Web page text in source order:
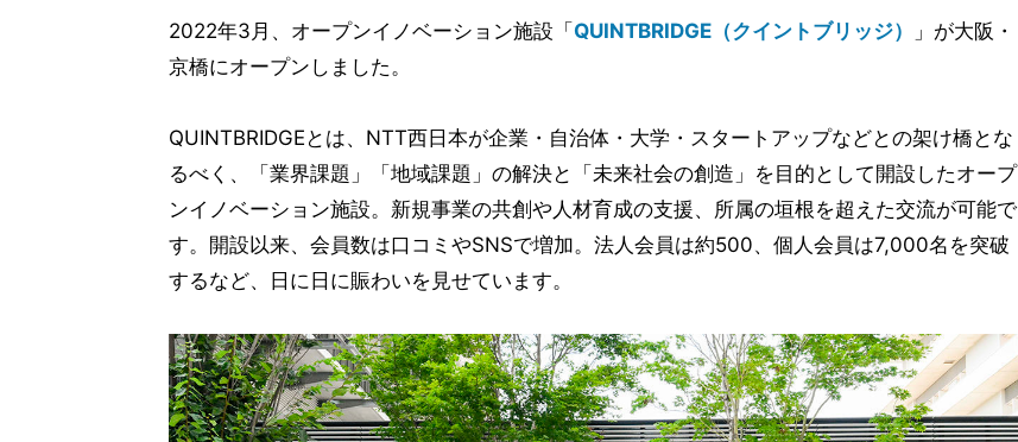
2022年3月、オープンイノベーション施設「 QUINTBRIDGE（クイントブリッジ）
」が大阪・
京橋にオープンしました。
QUINTBRIDGEとは、NTT西日本が企業・自治体・大学・スタートアップなどとの架け橋とな
るべく、「業界課題」「地域課題」の解決と「未来社会の創造」を目的として開設したオープ
ンイノベーション施設。新規事業の共創や人材育成の支援、所属の垣根を超えた交流が可能で
す。開設以来、会員数は口コミやSNSで増加。法人会員は約500、個人会員は7,000名を突破
するなど、日に日に賑わいを見せています。